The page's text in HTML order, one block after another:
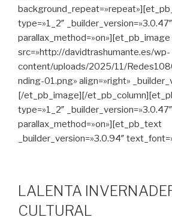
type=»1_2″
parallax_method=»on»][et_pb_image
src=»http://davidtrashumante.es/wp-
content/uploads/2025/11/
nding-01.png» align=»right»
[/et_pb_image][/
type=»1_2″
parallax_method=»on»][et_pb_text
_builder_version=»3.0.94″
LALENTA
CULTURAL